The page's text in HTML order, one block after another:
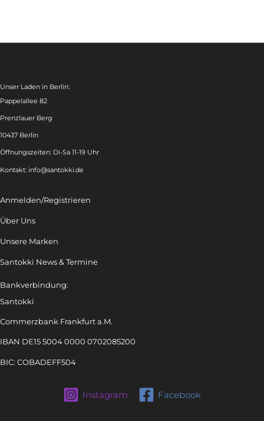
Unser Laden in Berlin:
Pappelallee 82
Prenzlauer Berg
10437 Berlin
Öffnungszeiten: Di-Sa 11-19 Uhr
Kontakt: info@santokki.de
Anmelden/Registrieren
Über Uns
Unsere Marken
Santokki News & Termine
Bankverbindung:
Santokki
Commerzbank Frankfurt a.M.
IBAN DE15 5004 0000 0702085200
BIC: COBADEFF504
Instagram Facebook